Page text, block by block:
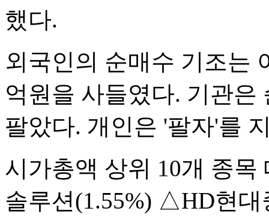
했다.
외국인의 순매수 기조는
억원을 사들였다. 기관은
팔았다. 개인은 '팔자'를
시가총액 상위 10개 종
솔루션(1.55%) △HD현